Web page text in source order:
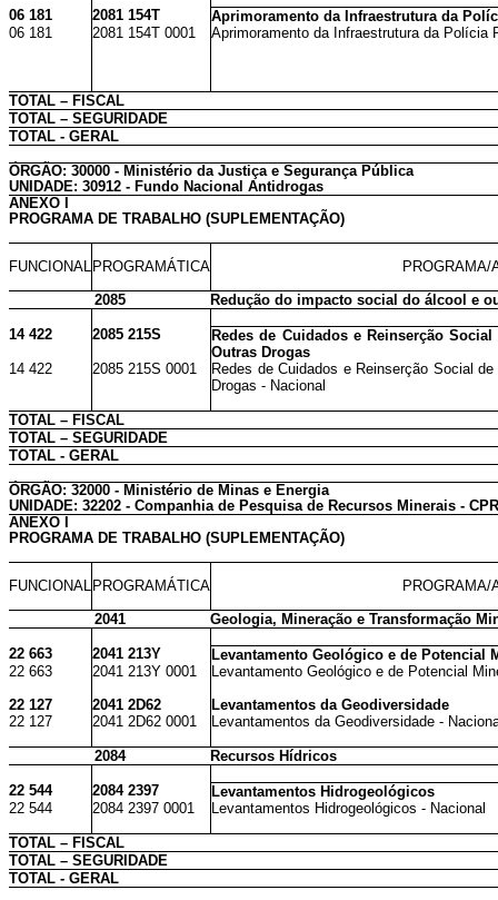
06 181 2081 154T
Aprimoramento da Infraestrutura da
06 181
2081 154T 0001 Aprimoramento da Infraestrutura da Polícia
TOTAL – FISCAL
TOTAL – SEGURIDADE
TOTAL - GERAL
ÓRGÃO: 30000 - Ministério da Justiça e Segurança Pública
UNIDADE: 30912 - Fundo Nacional Antidrogas
ANEXO I
PROGRAMA DE TRABALHO (SUPLEMENTAÇÃO)
FUNCIONAL PROGRAMÁTICA
PROGRAMA/
2085
Redução do impacto social do álcool e
14 422 2085 215S
Redes de Cuidados e Reinserção
Outras Drogas
14 422
2085 215S 0001
Redes de Cuidados e Reinserção Social
Drogas - Nacional
TOTAL – FISCAL
TOTAL – SEGURIDADE
TOTAL - GERAL
ÓRGÃO: 32000 - Ministério de Minas e Energia
UNIDADE: 32202 - Companhia de Pesquisa de Recursos Minerais -
ANEXO I
PROGRAMA DE TRABALHO (SUPLEMENTAÇÃO)
FUNCIONAL PROGRAMÁTICA
PROGRAMA/
2041
Geologia, Mineração e Transformação
22 663 2041 213Y
Levantamento Geológico e de Potencial
22 663
2041 213Y 0001
Levantamento Geológico e de Potencial
22 127
2041 2D62
Levantamentos da Geodiversidade
22 127
2041 2D62 0001 Levantamentos da Geodiversidade -
2084 Recursos Hídricos
22 544 2084 2397
Levantamentos Hidrogeológicos
22 544
2084 2397 0001 Levantamentos Hidrogeológicos - Nacional
TOTAL – FISCAL
TOTAL – SEGURIDADE
TOTAL - GERAL